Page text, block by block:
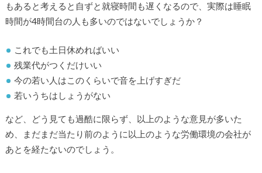
もあると考えると自ずと就寝時間も遅くなるので、実際は睡眠
時間が4時間台の人も多いのではないでしょうか？
これでも土日休めればいい
残業代がつくだけいい
今の若い人はこのくらいで音を上げすぎだ
若いうちはしょうがない
など、どう見ても過酷に限らず、以上のような意見が多いた
め、まだまだ当たり前のように以上のような労働環境の会社が
あとを経たないのでしょう。